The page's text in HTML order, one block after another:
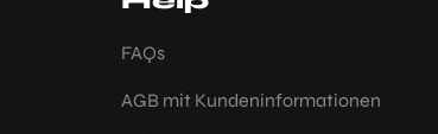
FAQs
AGB mit Kundeninformationen